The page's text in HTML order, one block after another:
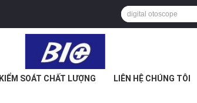
KIỂM SOÁT CHẤT LƯỢNG LIÊN HỆ CHÚNG TÔI